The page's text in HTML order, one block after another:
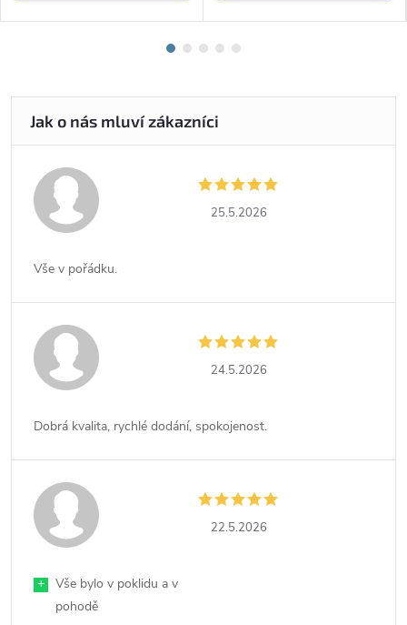
25.5.2026
Vše v pořádku.
24.5.2026
Dobrá kvalita, rychlé dodání, spokojenost.
22.5.2026
+
Vše bylo v poklidu a v
pohodě